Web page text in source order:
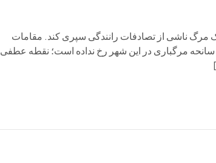
ناشی از تصادفات رانندگی سپری کند. مقامات
تأیید کرده‌اند که از اوایل ژوئیه ۲۰۲۴ تا کنون هیچ سانحه مرگباری در این شهر رخ نداده است؛ نقطه عطفی